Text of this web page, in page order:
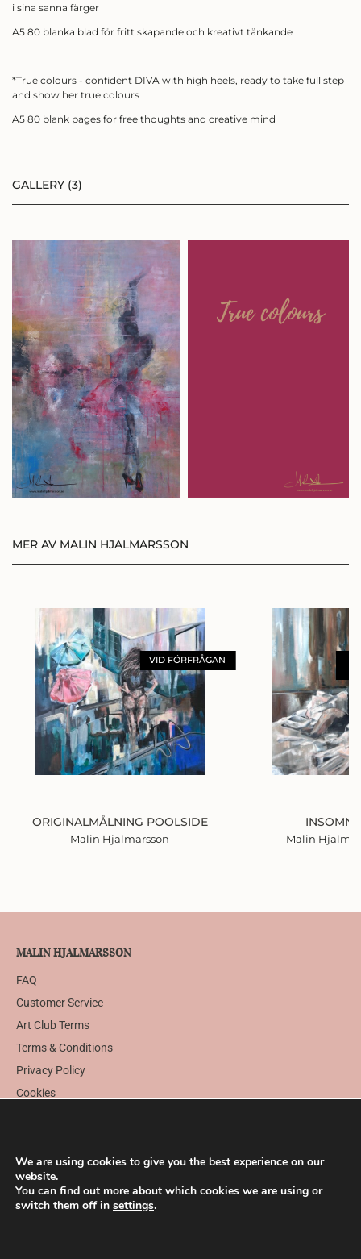
i sina sanna färger
A5 80 blanka blad för fritt skapande och kreativt tänkande
*True colours - confident DIVA with high heels, ready to take full step
and show her true colours
A5 80 blank pages for free thoughts and creative mind
GALLERY (3)
MER AV MALIN HJALMARSSON
VID FÖRFRÅGAN
ORIGINALMÅLNING POOLSIDE
Malin Hjalmarsson Malin
MALIN HJALMARSSON
FAQ
Customer Service
Art Club Terms
Terms & Conditions
Privacy Policy
Cookies
We are using cookies to give you the best experience on our
website.
You can find out more about which cookies we are using or
switch them off in settings.
NYHETSBREV
Få ett kärleksbrev från mig till dig,
där du får
Eller bli medlem och få 10%
på alla konstprodukter!
BLI MEDLEM
LOGGA IN